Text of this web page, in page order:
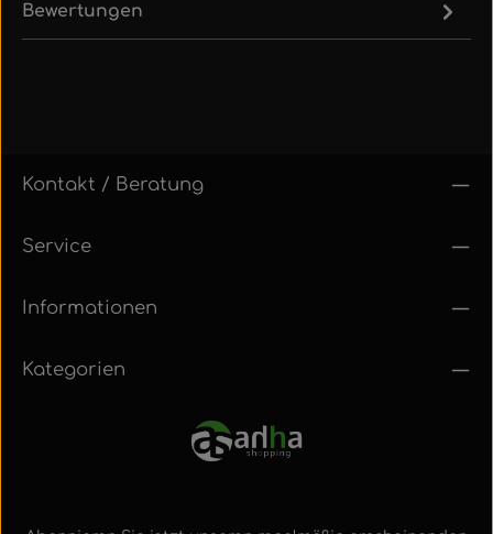
Bewertungen
Kontakt / Beratung
Service
Informationen
Kategorien